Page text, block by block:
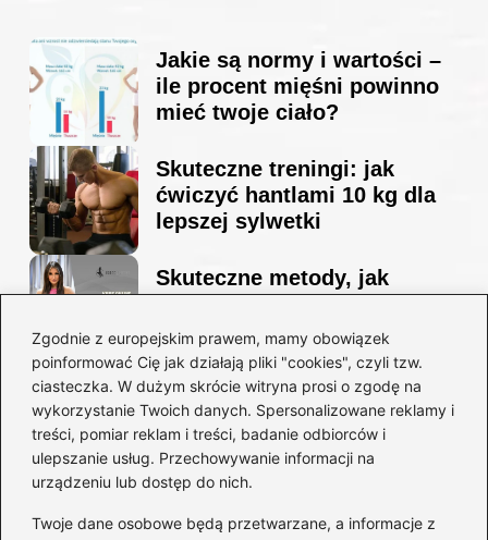
Zgodnie z europejskim prawem, mamy obowiązek
poinformować Cię jak działają pliki "cookies", czyli tzw.
ciasteczka. W dużym skrócie witryna prosi o zgodę na
wykorzystanie Twoich danych. Spersonalizowane reklamy i
treści, pomiar reklam i treści, badanie odbiorców i
ulepszanie usług. Przechowywanie informacji na
urządzeniu lub dostęp do nich.
Twoje dane osobowe będą przetwarzane, a informacje z
Jakie są normy i wartości –
ile procent mięśni powinno
mieć twoje ciało?
Skuteczne treningi: jak
ćwiczyć hantlami 10 kg dla
lepszej sylwetki
Skuteczne metody, jak
schudnąć i wyrzeźbić
sylwetkę w zaledwie 90 dni
Idealny garnitur: jak dobrać
go do swojej sylwetki?
Kategorie